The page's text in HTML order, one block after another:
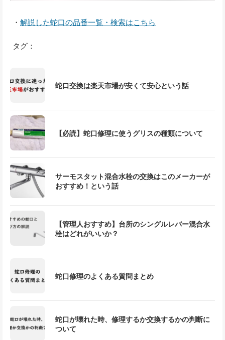
・ 解説した蛇口の品番一覧・検索はこちら
タグ：
蛇口交換は楽天市場が安くて安心という話
【必読】蛇口修理に使うグリスの種類について
サーモスタット混合水栓の交換はこのメーカーが
おすすめ！という話
【管理人おすすめ】台所のシングルレバー混合水
栓はどれがいいか？
蛇口修理のよくある質問まとめ
蛇口が壊れた時、修理するか交換するかの判断に
ついて